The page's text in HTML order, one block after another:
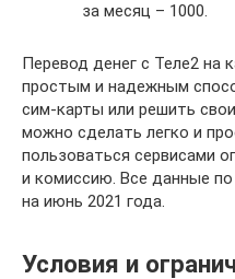
за месяц – 1000.
Перевод денег с Теле2 на
простым и надежным
сим-карты или решить
можно сделать легко и
пользоваться сервисами
и комиссию. Все данные по
на июнь 2021 года.
Условия и